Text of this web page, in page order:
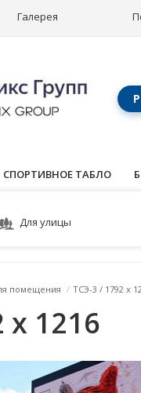
Галерея
СПОРТИВНОЕ ТАБЛО
Для улицы
помещения / ТСЭ-3 / 1792 x
x 1216